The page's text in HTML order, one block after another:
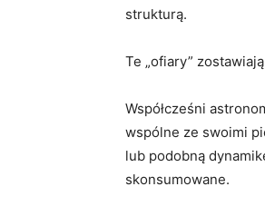
strukturą.
Te „ofiary”
Współcześni
wspólne ze swoimi
lub podobną
skonsumowane.